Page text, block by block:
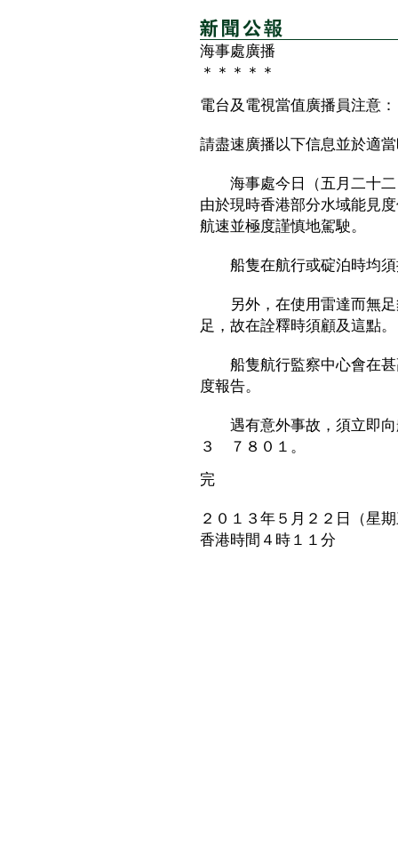
海事處廣播
＊＊＊＊＊
電台及電視當值廣播員注意：
請盡速廣播以下信息並於適
海事處今日（五月二十二
由於現時香港部分水域能見
航速並極度謹慎地駕駛。
船隻在航行或碇泊時均須
另外，在使用雷達而無足
足，故在詮釋時須顧及這點。
船隻航行監察中心會在甚
度報告。
遇有意外事故，須立即向
３ ７８０１。
完
２０１３年５月２２日（星
香港時間４時１１分